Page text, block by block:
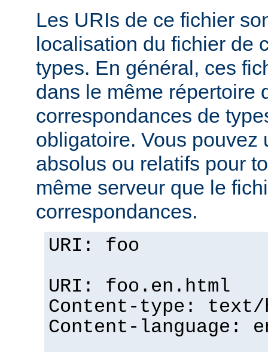
Les URIs de ce fichier
localisation du fichier de
types. En général, ces
dans le même répertoire
correspondances de
obligatoire. Vous pouvez
absolus ou relatifs pour
même serveur que le
correspondances.
URI: foo
URI: foo.en.html
Content-type: text/
Content-language: